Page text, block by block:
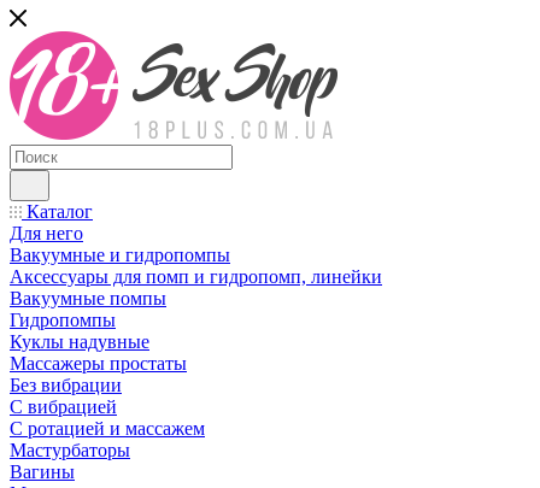
Каталог
Для него
Вакуумные и гидропомпы
Аксессуары для помп и гидропомп, линейки
Вакуумные помпы
Гидропомпы
Куклы надувные
Массажеры простаты
Без вибрации
С вибрацией
С ротацией и массажем
Мастурбаторы
Вагины